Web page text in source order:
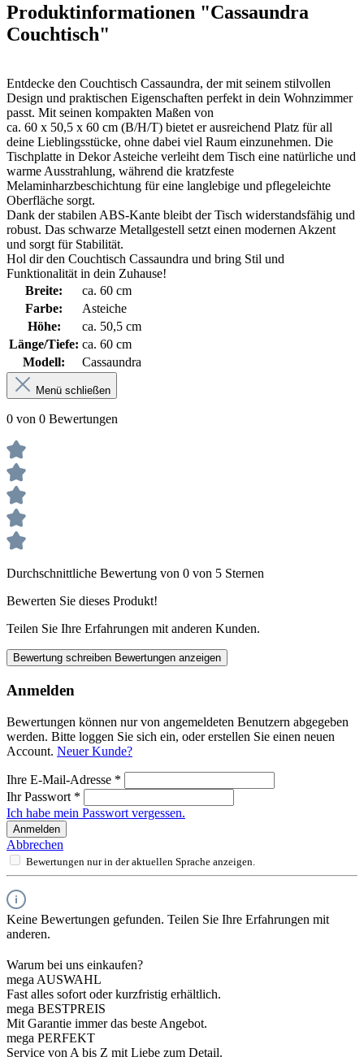
Produktinformationen "Cassaundra
Couchtisch"
Entdecke den Couchtisch Cassaundra, der mit seinem stilvollen
Design und praktischen Eigenschaften perfekt in dein Wohnzimmer
passt. Mit seinen kompakten Maßen von
ca. 60 x 50,5 x 60 cm (B/H/T) bietet er ausreichend Platz für all
deine Lieblingsstücke, ohne dabei viel Raum einzunehmen. Die
Tischplatte in Dekor Asteiche verleiht dem Tisch eine natürliche und
warme Ausstrahlung, während die kratzfeste
Melaminharzbeschichtung für eine langlebige und pflegeleichte
Oberfläche sorgt.
Dank der stabilen ABS-Kante bleibt der Tisch widerstandsfähig und
robust. Das schwarze Metallgestell setzt einen modernen Akzent
und sorgt für Stabilität.
Hol dir den Couchtisch Cassaundra und bring Stil und
Funktionalität in dein Zuhause!
Breite:
ca. 60 cm
Farbe:
Asteiche
Höhe:
ca. 50,5 cm
Länge/Tiefe: ca. 60 cm
Modell:
Cassaundra
Menü schließen
0 von 0 Bewertungen
Durchschnittliche Bewertung von 0 von 5 Sternen
Bewerten Sie dieses Produkt!
Teilen Sie Ihre Erfahrungen mit anderen Kunden.
Bewertung schreiben Bewertungen anzeigen
Anmelden
Bewertungen können nur von angemeldeten Benutzern abgegeben
werden. Bitte loggen Sie sich ein, oder erstellen Sie einen neuen
Account. Neuer Kunde?
Ihre E-Mail-Adresse *
Ihr Passwort *
Ich habe mein Passwort vergessen.
Anmelden
Abbrechen
Bewertungen nur in der aktuellen Sprache anzeigen.
Keine Bewertungen gefunden. Teilen Sie Ihre Erfahrungen mit
anderen.
Warum bei uns einkaufen?
mega AUSWAHL
Fast alles sofort oder kurzfristig erhältlich.
mega BESTPREIS
Mit Garantie immer das beste Angebot.
mega PERFEKT
Service von A bis Z mit Liebe zum Detail.